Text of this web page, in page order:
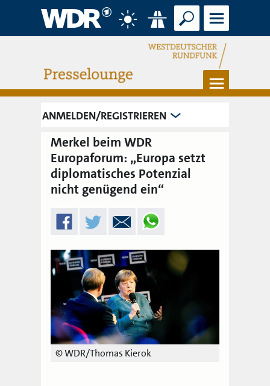
Verkehr
Suche Menü
Menü
ANMELDEN/REGISTRIEREN
Merkel beim WDR
Europaforum: „Europa setzt
diplomatisches Potenzial
nicht genügend ein“
© WDR/Thomas Kierok